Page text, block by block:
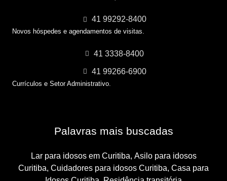
41 99292-8400
Novos hóspedes e agendamentos de visitas.
41 3338-8400
41 99266-6900
Currículos e Setor Administrativo.
Palavras mais buscadas
Lar para idosos em Curitiba, Asilo para idosos
Curitiba, Cuidadores para idosos Curitiba, Casa para